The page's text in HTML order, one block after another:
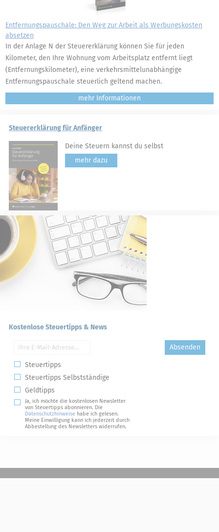
Entfernungspauschale: Den Weg zur Arbeit als Werbungskosten
absetzen
In der Anlage N der Steuererklärung können Sie für jeden
Kilometer, den Ihre Wohnung vom Arbeitsplatz entfernt liegt
(Entfernungskilometer), eine verkehrsmittelunabhängige
Entfernungspauschale steuerlich geltend machen.
mehr
Steuererklärung für Anfänger
Deine Steuern kannst du selbst
mehr dazu
Kostenlose Steuertipps & News
Absenden
Steuertipps
Steuertipps Selbstständige
Geldtipps
Ja, ich möchte die kostenlosen Newsletter
von Steuertipps abonnieren. Die
Datenschutzhinweise habe ich gelesen.
Meine Einwilligung kann ich jederzeit durch
Abbestellung des Newsletters widerrufen.